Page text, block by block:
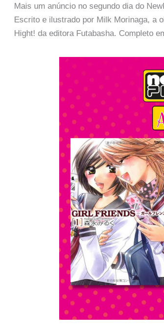
Mais um anúncio no segundo dia do
Escrito e ilustrado por Milk Morinaga, a
Hight! da editora Futabasha. Completo